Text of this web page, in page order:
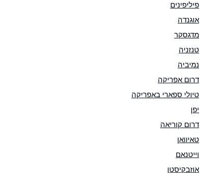
פיליפינים
אוגנדה
מדגסקר
טנזניה
נמיביה
דרום אפריקה
טיולי ספארי באפריקה
דרום קוריאה
טאיוואן
וייטנאם
אוזבקיסטן